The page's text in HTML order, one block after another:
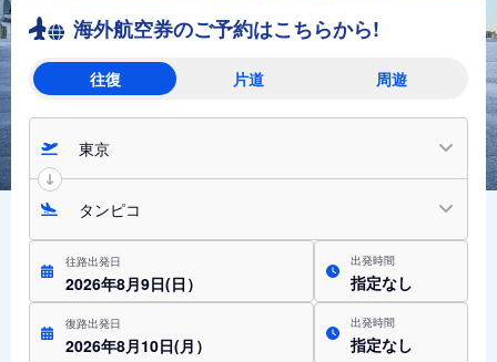
海外航空券のご予約はこちらから!
往復 片道 周遊
東京
タンピコ
往路出発日
2026年8月9日(日）
出発時間
指定なし
復路出発日
2026年8月10日(月）
出発時間
指定なし